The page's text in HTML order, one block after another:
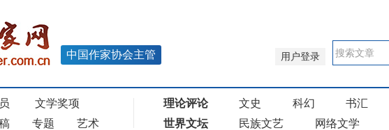
用户登录
中国作家协会主管
文学奖项
专题 艺术
理论评论 文史 科幻 书汇
世界文坛
民族文艺 网络文学